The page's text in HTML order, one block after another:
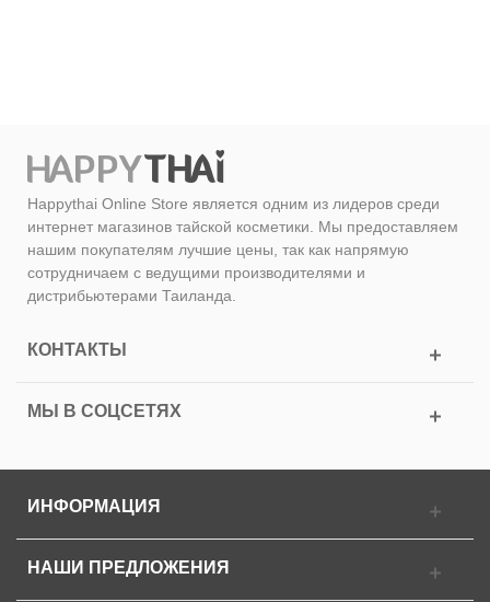
Happythai Online Store является одним из лидеров среди
интернет магазинов тайской косметики. Мы предоставляем
нашим покупателям лучшие цены, так как напрямую
сотрудничаем с ведущими производителями и
дистрибьютерами Таиланда.
КОНТАКТЫ
МЫ В СОЦСЕТЯХ
ИНФОРМАЦИЯ
НАШИ ПРЕДЛОЖЕНИЯ